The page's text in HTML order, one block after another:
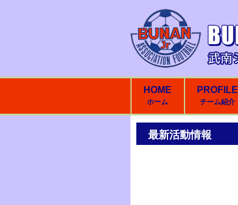
HOME
ホーム
PROFILE
チーム紹介
最新活動情報